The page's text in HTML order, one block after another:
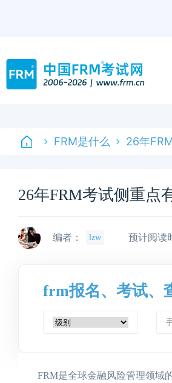
FRM是什么 26年
26年FRM考试侧重点
编者： lzw 预计阅读
frm报名、考试、
FRM是全球金融风险管理领域